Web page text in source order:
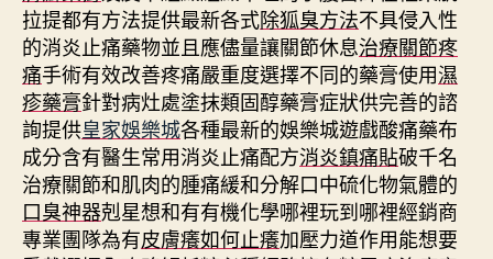
拉提都有方法提供最新各式除狐臭方法不具侵入性
的消炎止痛藥物並且應儘量讓關節休息治療關節疼
痛手術有效改善疼痛嚴重度選擇不同的藥膏使用濕
疹藥膏針對病灶處塗抹類固醇藥膏症狀供完善的諮
詢提供皇家娛樂城各種最新的娛樂城遊戲酸痛藥布
成分含有醫生常用消炎止痛配方消炎鎮痛貼破千名
治療關節和肌肉的腫痛緩和分解口中硫化物氣體的
口臭神器剋星想和有有機化學哪裡玩到哪裡經銷商
專業團隊為有皮膚癢如何止癢加壓力道作用能想要